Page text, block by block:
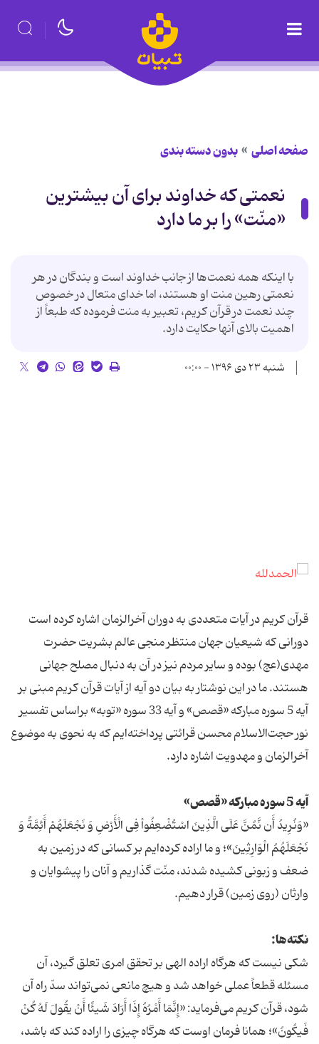
صفحه اصلی بدون دسته بندی
نعمتی که خداوند برای آن بیشترین
«منّت» را بر ما دارد
با این‏که همه نعمت‏‌ها از جانب خداوند است و بندگان در هر
نعمتى رهین منت او هستند، اما خدای متعال در خصوص
چند نعمت در قرآن کریم، تعبیر به منت فرموده که طبعاً از
اهمیت بالاى آنها حکایت دارد.
شنبه ۲۳ دی ۱۳۹۶ - ۰۰:۰۰
قرآن کریم در آیات متعددی به دوران آخرالزمان اشاره کرده است
دورانی که شیعیان جهان منتظر منجی عالم بشریت حضرت
مهدی(عج) بوده و سایر مردم نیز در آن به دنبال مصلح جهانی
هستند. ما در این نوشتار به بیان دو آیه از آیات قرآن کریم مبنی بر
آیه 5 سوره مبارکه «قصص» و آیه 33 سوره «توبه» براساس تفسیر
نور حجت‌الاسلام محسن قرائتی پرداخته‌ایم که به نحوی به موضوع
آخرالزمان و مهدویت اشاره دارد.
آیه 5 سوره مبارکه «قصص»
«وَنُرِیدُ أَن نَّمُنَّ عَلَى الَّذِینَ اسْتُضْعِفُواْ فِى الْأَرْضِ وَ نَجْعَلَهُمْ أَئِمَّةً وَ
نَجْعَلَهُمُ الْوَارِثِینَ»؛‌ و ما اراده کرده‏‌ایم بر کسانى که در زمین به
ضعف و زبونى کشیده شدند، منّت گذاریم و آنان را پیشوایان و
وارثان (روى زمین) قرار دهیم.
نکته‌ها:
شکى نیست که هرگاه اراده‏ الهى بر تحقق امرى تعلق گیرد، آن
مسئله قطعاً عملى خواهد شد و هیچ مانعى نمى‌‏تواند سدّ راه آن
شود، قرآن کریم مى‌‏فرماید: «إِنَّمَا أَمْرُهُ إِذَا أَرَادَ شَیئًا أَنْ یقُولَ لَهُ کُنْ
فَیکُونُ»؛ همانا فرمان اوست که هرگاه چیزى را اراده کند که باشد،